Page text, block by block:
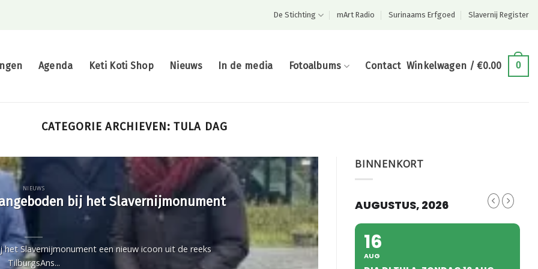
De Stichting mArt Radio Surinaams Erfgoed Slavernij Register
Agenda Keti Koti Shop Nieuws In de media Fotoalbums Contact Winkelwagen /€0.00 0
CATEGORIE ARCHIEVEN:TULA DAG
NIEUWS
bij het Slavernijmonument
Slavernijmonument een nieuw icoon uit de reeks
TilburgsAns...
BINNENKORT
AUGUSTUS, 2026
16
AUG